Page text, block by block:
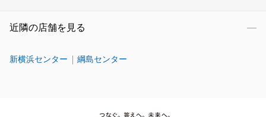
近隣の店舗を見る
新横浜センター 綱島センター